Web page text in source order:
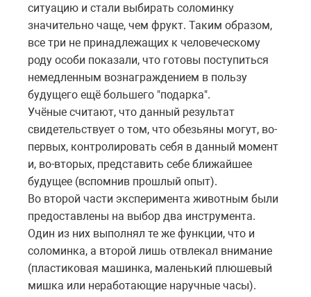
ситуацию и стали выбирать соломинку
значительно чаще, чем фрукт. Таким образом,
все три не принадлежащих к человеческому
роду особи показали, что готовы поступиться
немедленным вознаграждением в пользу
будущего ещё большего "подарка".
Учёные считают, что данный результат
свидетельствует о том, что обезьяны могут, во-
первых, контролировать себя в данный момент
и, во-вторых, представить себе ближайшее
будущее (вспомнив прошлый опыт).
Во второй части эксперимента животным были
предоставлены на выбор два инструмента.
Один из них выполнял те же функции, что и
соломинка, а второй лишь отвлекал внимание
(пластиковая машинка, маленький плюшевый
мишка или неработающие наручные часы).